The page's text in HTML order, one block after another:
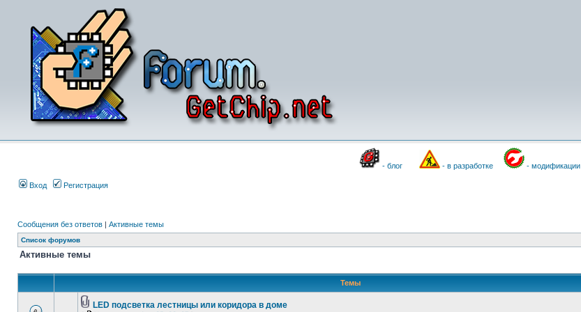
- блог - в разработке - модификации
Вход Регистрация
Сообщения без ответов | Активные темы
Список форумов
Активные темы
Темы
LED подсветка лестницы или коридора в доме